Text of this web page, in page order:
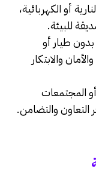
أو الكهربائية،
للبيئة.
بدون طيار أو
والابتكار
المجتمعات
التعاون والتضامن.